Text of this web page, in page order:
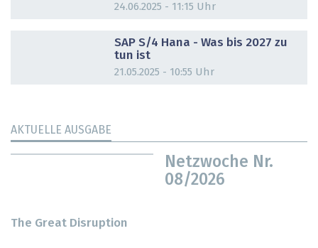
24.06.2025 - 11:15 Uhr
SAP S/4 Hana - Was bis 2027 zu
tun ist
21.05.2025 - 10:55 Uhr
AKTUELLE AUSGABE
Netzwoche Nr.
08/2026
The Great Disruption